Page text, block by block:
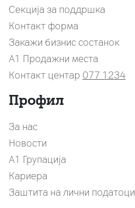
Секција за поддршка
Контакт форма
Закажи бизнис состанок
A1 Продажни места
Контакт центар 077 1234
Профил
За нас
Новости
А1 Групација
Кариера
Заштита на лични податоци